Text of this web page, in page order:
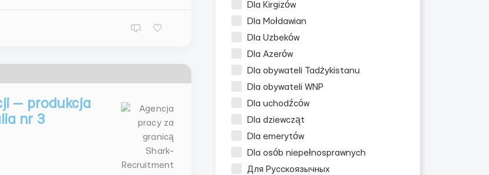
— produkcja
nr 3
Dla Kirgizów
Dla Mołdawian
Dla Uzbeków
Dla Azerów
Dla obywateli Tadżykistanu
Dla obywateli WNP
Dla uchodźców
Dla dziewcząt
Dla emerytów
Dla osób niepełnosprawnych
Для Русскоязычных